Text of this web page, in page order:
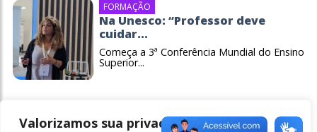
Valorizamos sua privacidade
FORMAÇÃO
Na Unesco: “Professor deve
cuidar...
Começa a 3ª Conferência Mundial do Ensino
Superior...